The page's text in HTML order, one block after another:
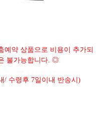
약 상품으로 비용이 추가되
불가능합니다. ◎
/ 수령후 7일이내 반송시)